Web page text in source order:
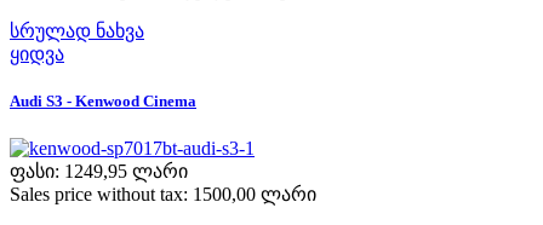
სრულად ნახვა
ყიდვა
Audi S3 - Kenwood Cinema
ფასი: 1249,95 ლარი
Sales price without tax: 1500,00 ლარი